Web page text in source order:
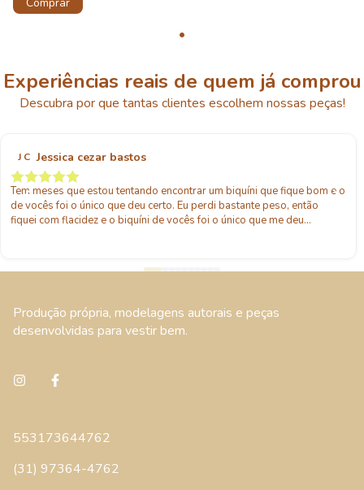
Experiências reais de quem já comprou
Descubra por que tantas clientes escolhem nossas peças!
J C Jessica cezar bastos
Tem meses que estou tentando encontrar um biquíni que fique bom e o
de vocês foi o único que deu certo. Eu perdi bastante peso, então
fiquei com flacidez e o biquíni de vocês foi o único que me deu
Produção própria, modelagens autorais e peças
desenvolvidas para vestir bem.
553173644762
(31) 97364-4762